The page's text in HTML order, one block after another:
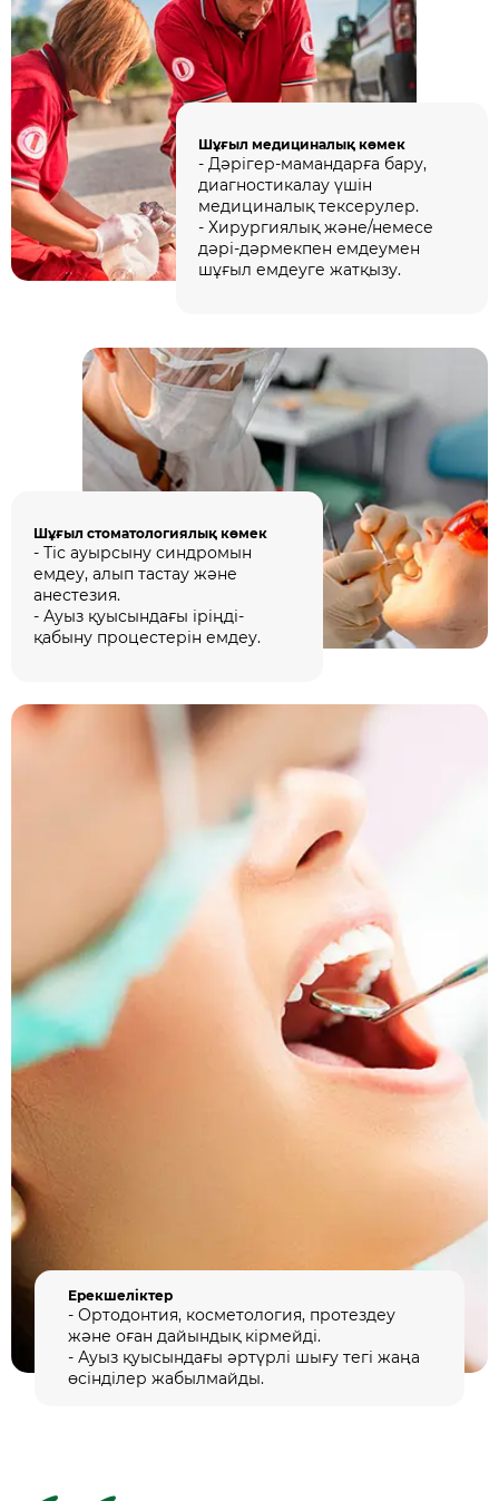
Шұғыл медициналық көмек
- Дәрігер-мамандарға бару,
диагностикалау үшін
медициналық тексерулер.
- Хирургиялық және/немесе
дәрі-дәрмекпен емдеумен
шұғыл емдеуге жатқызу.
Шұғыл стоматологиялық көмек
- Тіс ауырсыну синдромын
емдеу, алып тастау және
анестезия.
- Ауыз қуысындағы іріңді-
қабыну процестерін емдеу.
Ерекшеліктер
- Ортодонтия, косметология, протездеу
және оған дайындық кірмейді.
- Ауыз қуысындағы әртүрлі шығу тегі жаңа
өсінділер жабылмайды.